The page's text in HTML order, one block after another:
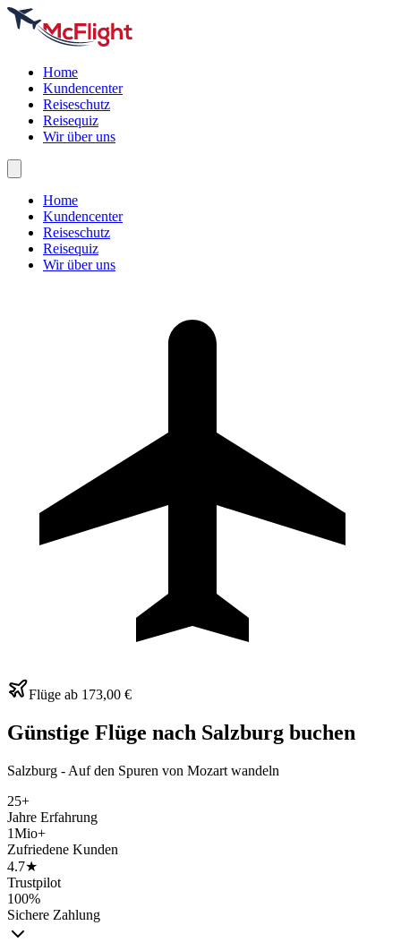
Home
Kundencenter
Reiseschutz
Reisequiz
Wir über uns
Home
Kundencenter
Reiseschutz
Reisequiz
Wir über uns
Flüge ab 173,00 €
Günstige Flüge nach Salzburg buchen
Salzburg - Auf den Spuren von Mozart wandeln
25+
Jahre Erfahrung
1Mio+
Zufriedene Kunden
4.7★
Trustpilot
100%
Sichere Zahlung